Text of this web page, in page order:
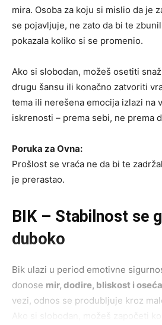
mira. Osoba za koju si mislio da je
se pojavljuje, ne zato da bi te
pokazala koliko si se promenio.
Ako si slobodan, možeš osetiti
drugu šansu ili konačno zatvoriti
tema ili nerešena emocija izlazi na
iskrenosti – prema sebi, ne prema
Poruka za Ovna:
Prošlost se vraća ne da bi te
je prerastao.
BIK – Stabilnost se
duboko
Bik ulazi u period emotivne
donose mir, dodire, bliskost i
vezi, odnos se produbljuje kroz
Ako si slobodan, možeš započeti